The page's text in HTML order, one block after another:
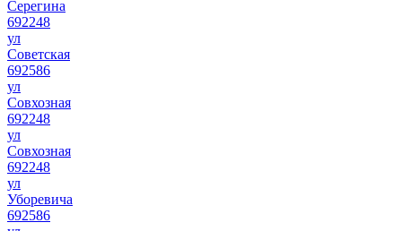
Серегина
692248
ул
Советская
692586
ул
Совхозная
692248
ул
Совхозная
692248
ул
Уборевича
692586